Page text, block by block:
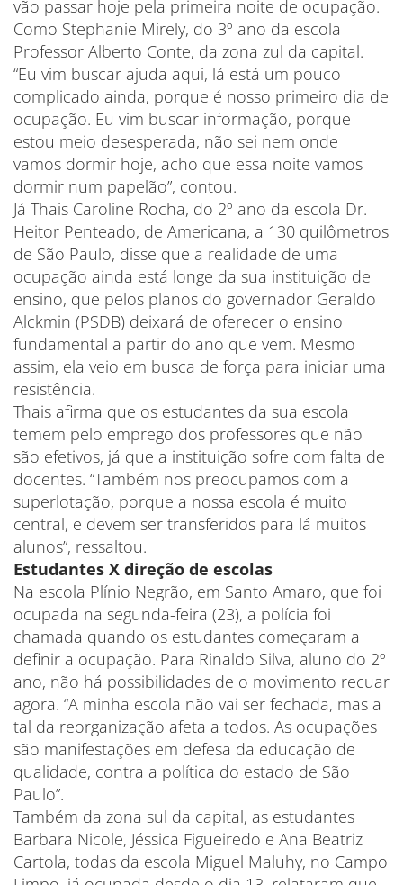
vão passar hoje pela primeira noite de ocupação.
Como Stephanie Mirely, do 3º ano da escola
Professor Alberto Conte, da zona zul da capital.
“Eu vim buscar ajuda aqui, lá está um pouco
complicado ainda, porque é nosso primeiro dia de
ocupação. Eu vim buscar informação, porque
estou meio desesperada, não sei nem onde
vamos dormir hoje, acho que essa noite vamos
dormir num papelão”, contou.
Já Thais Caroline Rocha, do 2º ano da escola Dr.
Heitor Penteado, de Americana, a 130 quilômetros
de São Paulo, disse que a realidade de uma
ocupação ainda está longe da sua instituição de
ensino, que pelos planos do governador Geraldo
Alckmin (PSDB) deixará de oferecer o ensino
fundamental a partir do ano que vem. Mesmo
assim, ela veio em busca de força para iniciar uma
resistência.
Thais afirma que os estudantes da sua escola
temem pelo emprego dos professores que não
são efetivos, já que a instituição sofre com falta de
docentes. “Também nos preocupamos com a
superlotação, porque a nossa escola é muito
central, e devem ser transferidos para lá muitos
alunos”, ressaltou.
Estudantes X direção de escolas
Na escola Plínio Negrão, em Santo Amaro, que foi
ocupada na segunda-feira (23), a polícia foi
chamada quando os estudantes começaram a
definir a ocupação. Para Rinaldo Silva, aluno do 2º
ano, não há possibilidades de o movimento recuar
agora. “A minha escola não vai ser fechada, mas a
tal da reorganização afeta a todos. As ocupações
são manifestações em defesa da educação de
qualidade, contra a política do estado de São
Paulo”.
Também da zona sul da capital, as estudantes
Barbara Nicole, Jéssica Figueiredo e Ana Beatriz
Cartola, todas da escola Miguel Maluhy, no Campo